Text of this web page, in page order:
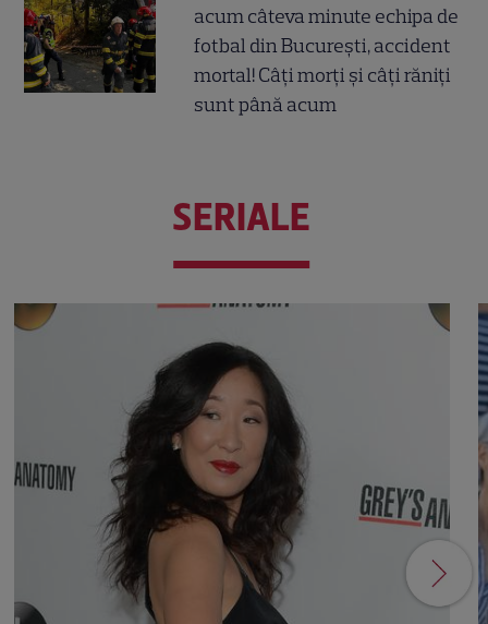
acum câteva minute echipa de
fotbal din București, accident
mortal! Câți morți și câți răniți
sunt până acum
SERIALE